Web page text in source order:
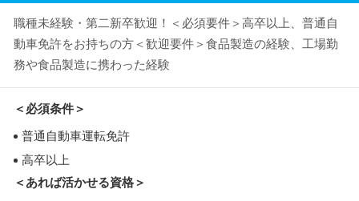
職種未経験・第二新卒歓迎！＜必須要件＞高卒以上、普通自
動車免許をお持ちの方＜歓迎要件＞食品製造の経験、工場勤
務や食品製造に携わった経験
＜必須条件＞
普通自動車運転免許
高卒以上
＜あれば活かせる資格＞